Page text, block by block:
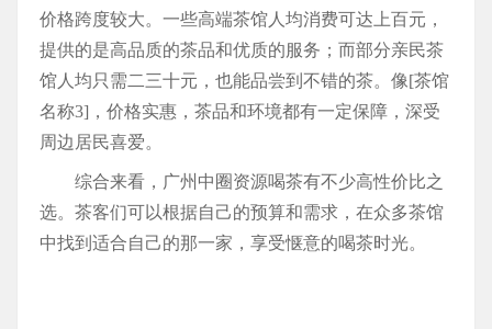
价格跨度较大。一些高端茶馆人均消费可达上百元，
提供的是高品质的茶品和优质的服务；而部分亲民茶
馆人均只需二三十元，也能品尝到不错的茶。像[茶馆
名称3]，价格实惠，茶品和环境都有一定保障，深受
周边居民喜爱。
综合来看，广州中圈资源喝茶有不少高性价比之
选。茶客们可以根据自己的预算和需求，在众多茶馆
中找到适合自己的那一家，享受惬意的喝茶时光。